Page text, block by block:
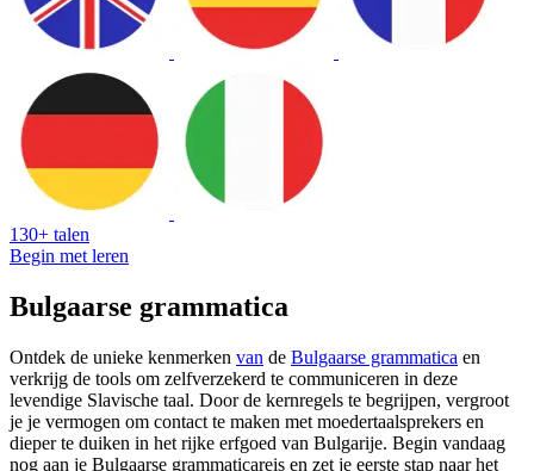
130+ talen
Begin met leren
Bulgaarse grammatica
Ontdek de unieke kenmerken van de Bulgaarse grammatica en
verkrijg de tools om zelfverzekerd te communiceren in deze
levendige Slavische taal. Door de kernregels te begrijpen, vergroot
je je vermogen om contact te maken met moedertaalsprekers en
dieper te duiken in het rijke erfgoed van Bulgarije. Begin vandaag
nog aan je Bulgaarse grammaticareis en zet je eerste stap naar het